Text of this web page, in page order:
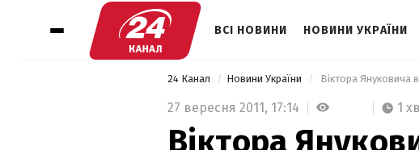
ВСІ НОВИНИ НОВИНИ УКРАЇНИ
24 Канал Новини України Віктора Януковича
27 вересня 2011, 17:14 1 хв
Віктора